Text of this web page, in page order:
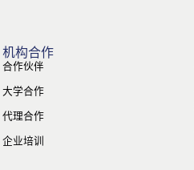
机构合作
合作伙伴
大学合作
代理合作
企业培训